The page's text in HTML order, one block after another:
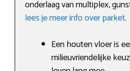
onderlaag van multiplex,
lees je meer info over parket.
Een houten vloer is
milieuvriendelijke